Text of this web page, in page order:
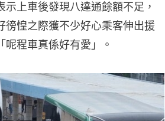
上車後發現八達通餘額不足，
徬惶之際獲不少好心乘客伸出援
程車真係好有愛」。